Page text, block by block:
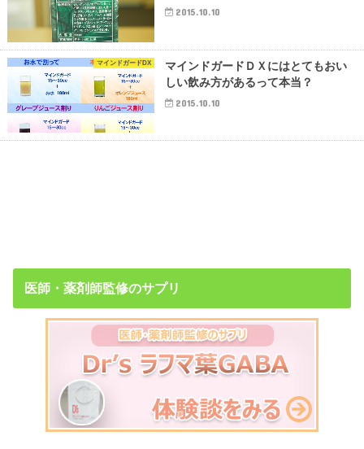
2015.10.10
マインドガードDX
マインドガードＤＸにはとてもおい
しい飲み方があるって本当？
2015.10.10
医師・薬剤師監修のサプリ